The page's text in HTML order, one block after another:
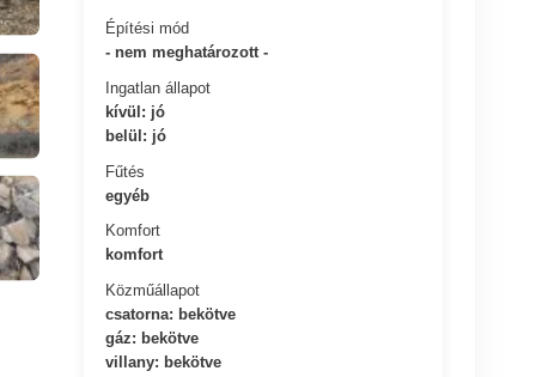
Építési mód
- nem meghatározott -
Ingatlan állapot
kívül: jó
belül: jó
Fűtés
egyéb
Komfort
komfort
Közműállapot
csatorna: bekötve
gáz: bekötve
villany: bekötve